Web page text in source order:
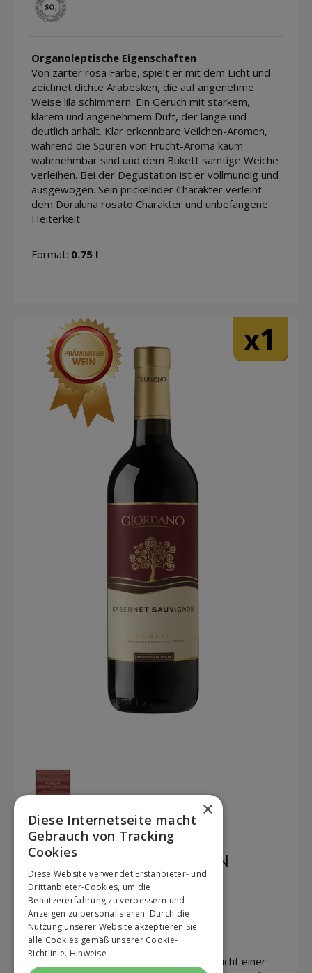
Organoleptische Eigenschaften
Von zarter rosa Farbe, spielt er mit dem Licht und
zeichnet dichte Arabesken, die auf angenehme
Weise lila schimmern. Ein Geruch mit starkem,
klarem und angenehmem Duft, der lange und
deutlich anhält. Klar erkennbare Veilchen-Aromen,
während die Spuren von Frucht-Aroma kaum
wahrnehmbar sind und dem Bukett samtige Weiche
verleihen. Bei der Degustation ist er vollmundig und
ausgewogen. Sein prickelnder Charakter verleiht
dem Doraluna rosato Charakter und unbefangene
Heiterkeit.
Format: 0.75 l
CABERNET SAUVIGNON
PUGLIA IGT
Trockener ROTWEIN
2025
Internationaler Rotwein, der aus der Frucht einer
x1
×
Diese Internetseite macht
Gebrauch von Tracking
Cookies
Diese Website verwendet Erstanbieter- und
Drittanbieter-Cookies, um die
Benutzererfahrung zu verbessern und
Anzeigen zu personalisieren. Durch die
Nutzung unserer Website akzeptieren Sie
alle Cookies gemäß unserer Cookie-
Richtlinie. Hinweise